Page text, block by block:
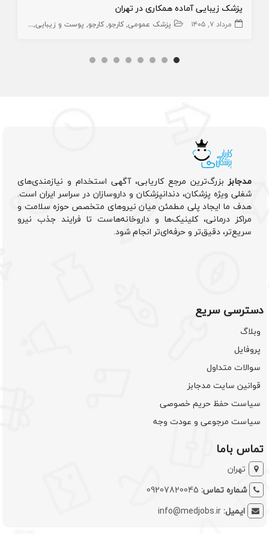
پزشک زیبایی آماده همکاری در تهران
مرداد ۷, ۱۴۰۵ پزشک عمومی کارجو کارجو پوست و زیبایی زیبایی
مدجابزبزرگ‌ترین مرجع کاریابی، آگهی استخدام و نیازمندی‌های
شغلی ویژه پزشکان، دندانپزشکان و داروسازان در سراسر ایران است.
هدف ما ایجاد پلی مطمئن میان نیروهای متخصص حوزه سلامت و
مراکز درمانی، کلینیک‌ها و داروخانه‌هاست تا فرایند جذب نیرو
سریع‌تر، دقیق‌تر و حرفه‌ای‌تر انجام شود.
دسترسی سریع
وبلاگ
پروفایل
سوالات متداول
قوانین سایت مدجابز
سیاست حفظ حریم خصوصی
سیاست مرجوعی و عودت وجه
تماس باما
تهران
شماره تماس: 09207820045
ایمیل:info@medjobs.ir